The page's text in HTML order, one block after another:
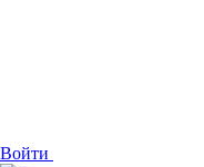
Войти